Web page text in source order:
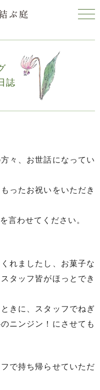
誌
々、お世話になってい
ったお祝いをいただき
言わせてください。
れましたし、お菓子な
タッフ皆がほっとでき
きに、スタッフでねぎ
ニンジン！にさせても
で持ち帰らせていただ